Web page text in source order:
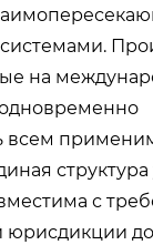
на
всем
структура
с
юрисдикции